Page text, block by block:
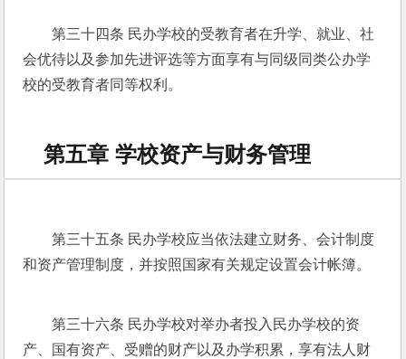
第三十四条 民办学校的受教育者在升学、就业、社
会优待以及参加先进评选等方面享有与同级同类公办学
校的受教育者同等权利。
第五章 学校资产与财务管理
第三十五条 民办学校应当依法建立财务、会计制度
和资产管理制度，并按照国家有关规定设置会计帐簿。
第三十六条 民办学校对举办者投入民办学校的资
产、国有资产、受赠的财产以及办学积累，享有法人财